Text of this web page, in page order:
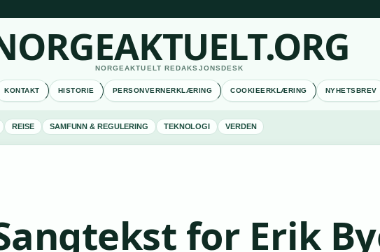
NORGEAKTUELT REDAKSJONSDESK
KONTAKT HISTORIE PERSONVERNERKLÆRING COOKIEERKLÆRING NYHETSBREV
REISE SAMFUNN & REGULERING TEKNOLOGI VERDEN
for Erik